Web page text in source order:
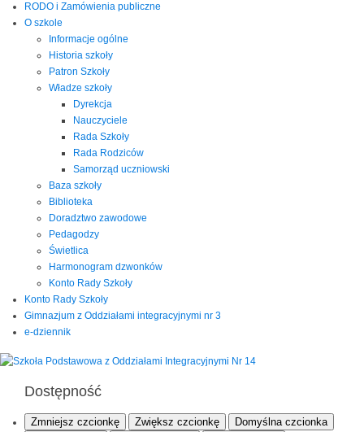
RODO i Zamówienia publiczne
O szkole
Informacje ogólne
Historia szkoły
Patron Szkoły
Władze szkoły
Dyrekcja
Nauczyciele
Rada Szkoły
Rada Rodziców
Samorząd uczniowski
Baza szkoły
Biblioteka
Doradztwo zawodowe
Pedagodzy
Świetlica
Harmonogram dzwonków
Konto Rady Szkoły
Konto Rady Szkoły
Gimnazjum z Oddziałami integracyjnymi nr 3
e-dziennik
Dostępność
Zmniejsz czcionkę Zwiększ czcionkę
Domyślna czcionka